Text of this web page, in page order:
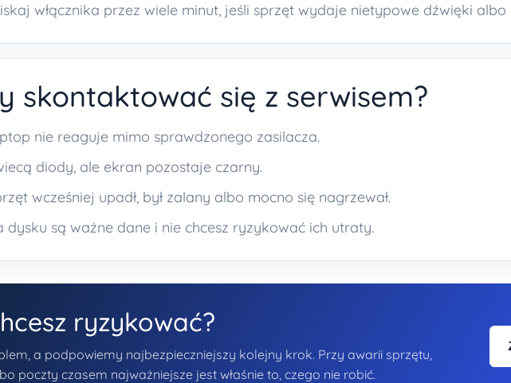
włącznika przez wiele minut, jeśli sprzęt wydaje nietypowe dźwięki
skontaktować się z serwisem?
nie reaguje mimo sprawdzonego zasilacza.
diody, ale ekran pozostaje czarny.
wcześniej upadł, był zalany albo mocno się nagrzewał.
dysku są ważne dane i nie chcesz ryzykować ich utraty.
ryzykować?
a podpowiemy najbezpieczniejszy kolejny krok. Przy awarii sprzętu,
poczty czasem najważniejsze jest właśnie to, czego nie robić.